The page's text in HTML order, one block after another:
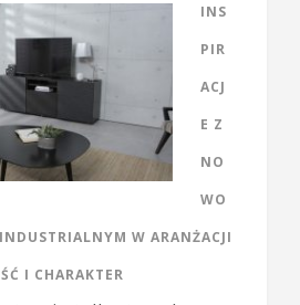
INS
PIR
ACJ
E Z
NO
WO
W ARANŻACJI
I CHARAKTER